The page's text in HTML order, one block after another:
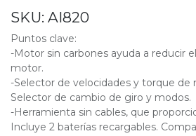
SKU: AI820
Puntos clave:
-Motor sin carbones ayuda a reducir
motor.
-Selector de velocidades y torque de
Selector de cambio de giro y modos.
-Herramienta sin cables, que
Incluye 2 baterías recargables.